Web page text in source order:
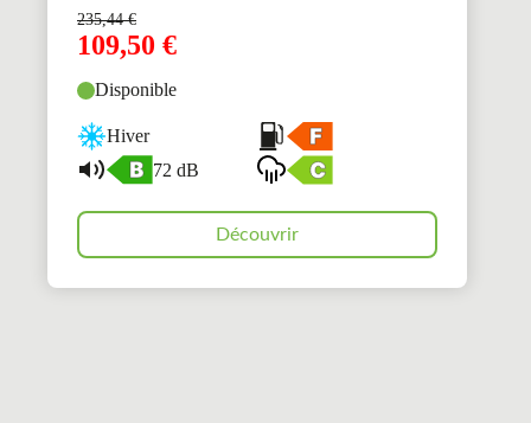
235,44€
109,50 €
Disponible
Hiver
72 dB
Découvrir